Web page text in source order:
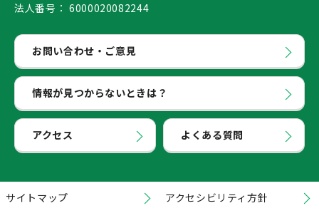
法人番号： 6000020082244
お問い合わせ・ご意見
情報が見つからないときは？
アクセス よくある質問
サイトマップ アクセシビリティ方針